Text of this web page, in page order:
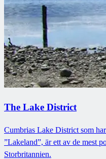
The Lake District
Cumbrias Lake District som
”Lakeland”, är ett av de mest
Storbritannien.